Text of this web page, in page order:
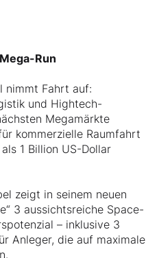
Run
nimmt Fahrt auf:
und Hightech-
Megamärkte
kommerzielle Raumfahrt
1 Billion US-Dollar
zeigt in seinem neuen
3 aussichtsreiche Space-
– inklusive 3
Anleger, die auf maximale